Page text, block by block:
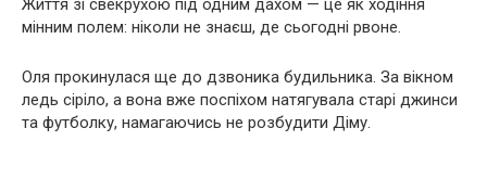
Життя зі свекрухою під одним дахом — це як ходіння
мінним полем: ніколи не знаєш, де сьогодні рвоне.
Оля прокинулася ще до дзвоника будильника. За вікном
ледь сіріло, а вона вже поспіхом натягувала старі джинси
та футболку, намагаючись не розбудити Діму.